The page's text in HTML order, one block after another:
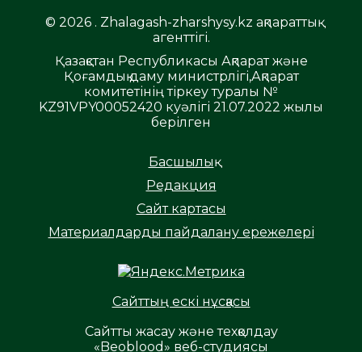
© 2026 . Zhalagash-zharshysy.kz ақпараттық
агенттігі.
Қазақстан Республикасы Ақпарат және
Қоғамдық даму министрлігі,Ақпарат
комитетінің тіркеу туралы №
KZ91VPY00052420 куәлігі 21.07.2022 жылы
берілген
Басшылық
Редакция
Сайт картасы
Материалдарды пайдалану ережелері
Сайттың ескі нұсқасы
Сайтты жасау және техқолдау
«Beoblood» веб-студиясы